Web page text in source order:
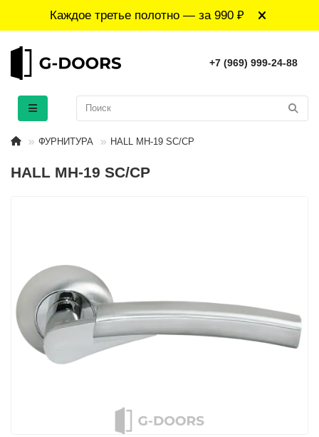
Каждое третье полотно — за 990 ₽
+7 (969) 999-24-88
ФУРНИТУРА HALL MH-19 SC/CP
HALL MH-19 SC/CP